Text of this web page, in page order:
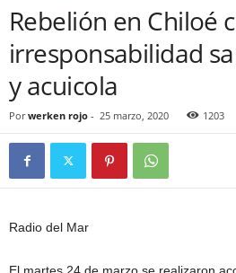
Rebelión en Chiloé
irresponsabilidad
y acuicola
Por werken rojo - 25 marzo, 2020 1203
Radio del Mar